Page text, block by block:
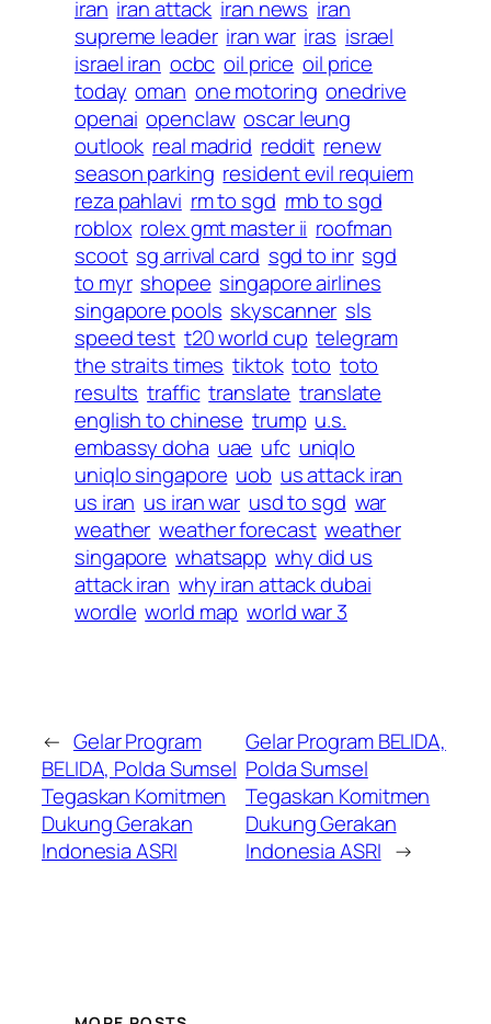
iran iran attack iran news iran
supreme leader iran war iras israel
israel iran ocbc oil price oil price
today oman one motoring onedrive
openai openclaw oscar leung
outlook real madrid reddit renew
season parking resident evil requiem
reza pahlavi rm to sgd rmb to sgd
roblox rolex gmt master ii roofman
scoot sg arrival card sgd to inr sgd
to myr shopee singapore airlines
singapore pools skyscanner sls
speed test t20 world cup telegram
the straits times tiktok toto toto
results traffic translate translate
english to chinese trump u.s.
embassy doha uae ufc uniqlo
uniqlo singapore uob us attack iran
us iran us iran war usd to sgd war
weather weather forecast weather
singapore whatsapp why did us
attack iran why iran attack dubai
wordle world map world war 3
← Gelar Program
BELIDA, Polda Sumsel
Tegaskan Komitmen
Dukung Gerakan
Indonesia ASRI
Gelar Program BELIDA,
Polda Sumsel
Tegaskan Komitmen
Dukung Gerakan
Indonesia ASRI →